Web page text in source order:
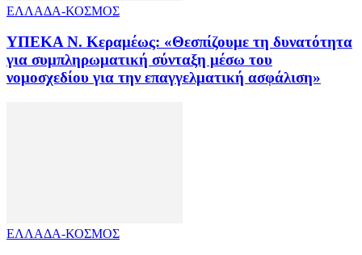
ΕΛΛΑΔΑ-ΚΟΣΜΟΣ
ΥΠΕΚΑ Ν. Κεραμέως: «Θεσπίζουμε τη δυνατότητα
για συμπληρωματική σύνταξη μέσω του
νομοσχεδίου για την επαγγελματική ασφάλιση»
ΕΛΛΑΔΑ-ΚΟΣΜΟΣ